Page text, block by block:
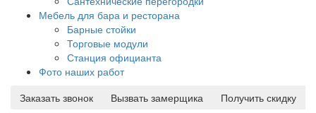
Мебель для бара и ресторана
Барные стойки
Торговые модули
Станция официанта
Фото наших работ
Заказать звонок
Вызвать замерщика
Получить скидку